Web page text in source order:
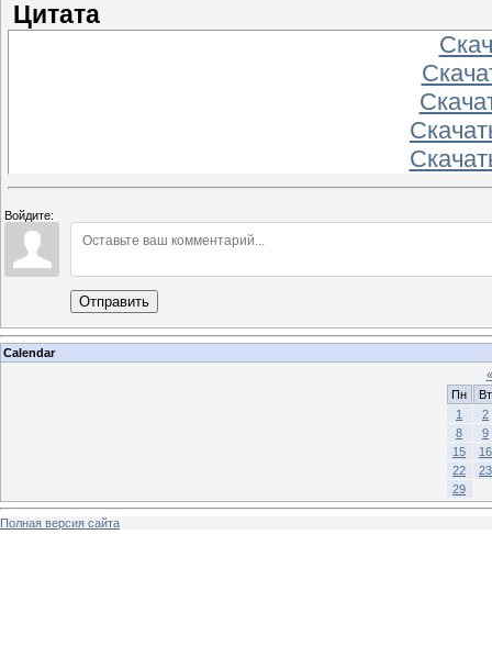
Цитата
Войдите:
Отправить
Calendar
«
Пн
Вт
1
2
8
9
15
16
22
23
29
Полная версия сайта